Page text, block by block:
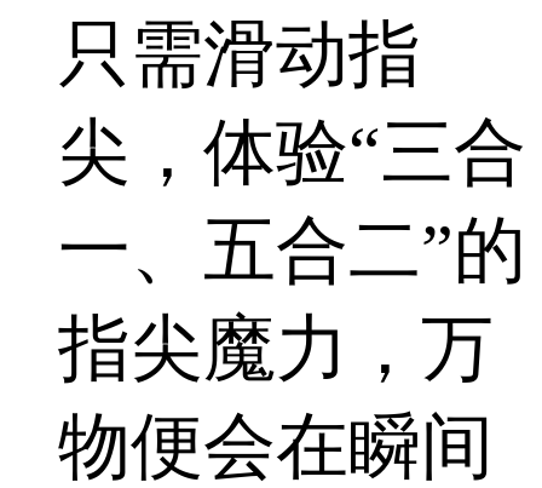
只需滑动指
尖，体验“三合
一、五合二”的
指尖魔力，万
物便会在瞬间